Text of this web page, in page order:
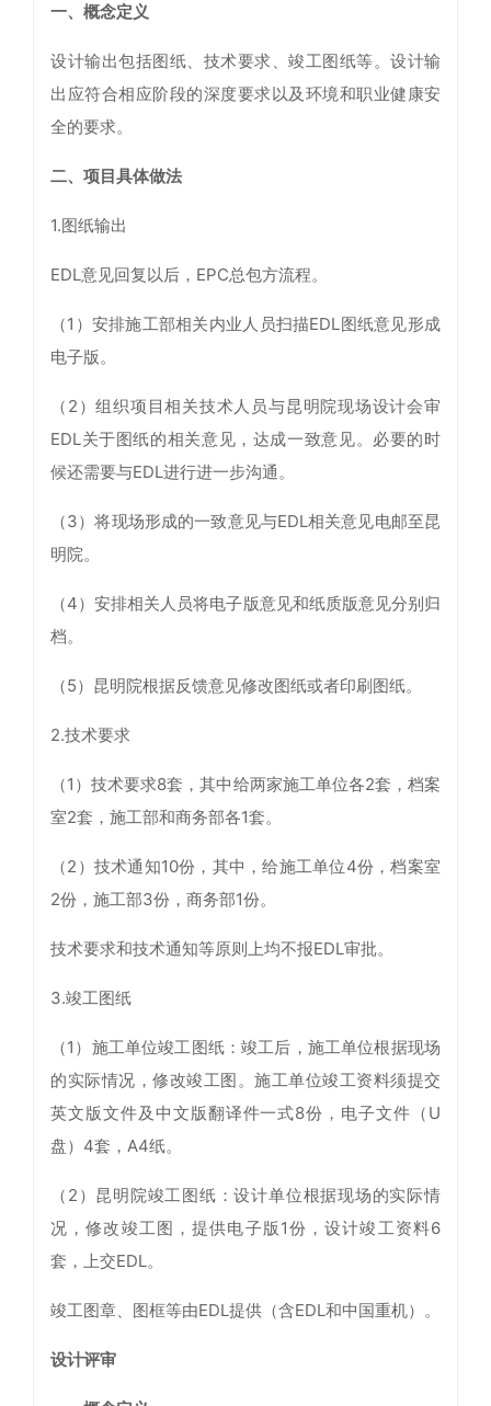
一、概念定义
设计输出包括图纸、技术要求、竣工图纸等。设计输
出应符合相应阶段的深度要求以及环境和职业健康安
全的要求。
二、项目具体做法
1.图纸输出
EDL意见回复以后，EPC总包方流程。
（1）安排施工部相关内业人员扫描EDL图纸意见形成
电子版。
（2）组织项目相关技术人员与昆明院现场设计会审
EDL关于图纸的相关意见，达成一致意见。必要的时
候还需要与EDL进行进一步沟通。
（3）将现场形成的一致意见与EDL相关意见电邮至昆
明院。
（4）安排相关人员将电子版意见和纸质版意见分别归
档。
（5）昆明院根据反馈意见修改图纸或者印刷图纸。
2.技术要求
（1）技术要求8套，其中给两家施工单位各2套，档案
室2套，施工部和商务部各1套。
（2）技术通知10份，其中，给施工单位4份，档案室
2份，施工部3份，商务部1份。
技术要求和技术通知等原则上均不报EDL审批。
3.竣工图纸
（1）施工单位竣工图纸：竣工后，施工单位根据现场
的实际情况，修改竣工图。施工单位竣工资料须提交
英文版文件及中文版翻译件一式8份，电子文件（U
盘）4套，A4纸。
（2）昆明院竣工图纸：设计单位根据现场的实际情
况，修改竣工图，提供电子版1份，设计竣工资料6
套，上交EDL。
竣工图章、图框等由EDL提供（含EDL和中国重机）。
设计评审